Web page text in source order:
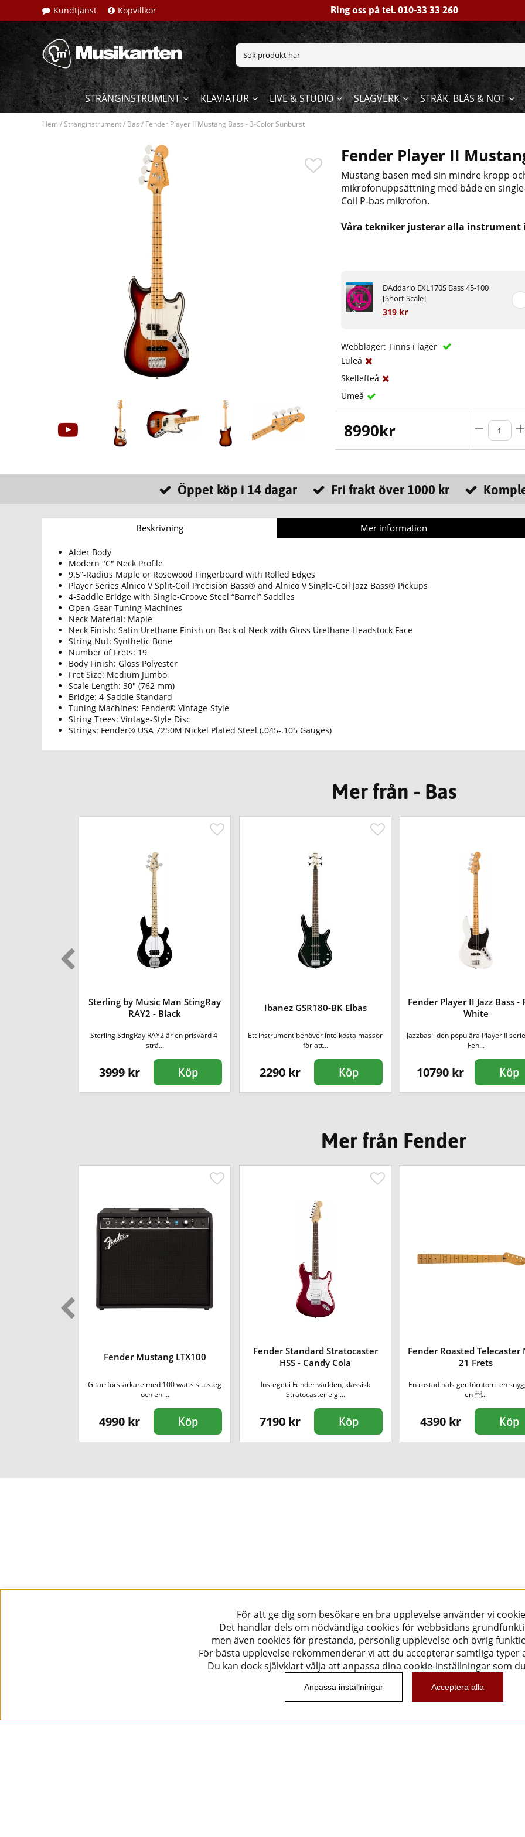
Kundtjänst Köpvillkor Ring oss på tel. 010-33 33 260
STRÄNGINSTRUMENT KLAVIATUR LIVE & STUDIO SLAGVERK STRÅK, BLÅS & NOT
Hem /Stränginstrument/ Bas / Fender Player II Mustang Bass - 3-Color Sunburst
Fender Player II
Mustang basen med sin mindre kropp
mikrofonuppsättning med både en
Coil P-bas mikrofon.
Våra tekniker justerar alla instrument
DAddario EXL170S Bass 45-100
[Short Scale]
319 kr
Webblager: Finns i lager
Luleå
Skellefteå
Umeå
8990kr
Öppet köp i 14 dagar Fri frakt över 1000 kr
Beskrivning Mer information
Alder Body
Modern "C" Neck Profile
9.5“-Radius Maple or Rosewood Fingerboard with Rolled Edges
Player Series Alnico V Split-Coil Precision Bass® and Alnico V Single-Coil Jazz Bass® Pickups
4-Saddle Bridge with Single-Groove Steel “Barrel” Saddles
Open-Gear Tuning Machines
Neck Material: Maple
Neck Finish: Satin Urethane Finish on Back of Neck with Gloss Urethane Headstock Face
String Nut: Synthetic Bone
Number of Frets: 19
Body Finish: Gloss Polyester
Fret Size: Medium Jumbo
Scale Length: 30" (762 mm)
Bridge: 4-Saddle Standard
Tuning Machines: Fender® Vintage-Style
String Trees: Vintage-Style Disc
Strings: Fender® USA 7250M Nickel Plated Steel (.045-.105 Gauges)
Mer från - Bas
Sterling by Music Man StingRay
RAY2 - Black
Sterling StingRay RAY2 är en prisvärd 4-
strä...
3999 kr Köp
Ibanez GSR180-BK Elbas
Ett instrument behöver inte kosta massor
för att...
2290 kr Köp
Fender Player II Jazz Bass -
White
Jazzbas i den populära Player II
Fen...
10790 kr Köp
Mer från Fender
Fender Mustang LTX100
Gitarrförstärkare med 100 watts slutsteg
och en ...
4990 kr Köp
Fender Standard Stratocaster
HSS - Candy Cola
Insteget i Fender världen, klassisk
Stratocaster elgi...
7190 kr Köp
Fender Roasted Telecaster
21 Frets
En rostad hals ger förutom en
en ...
4390 kr Köp
För att ge dig som besökare en bra upplevelse använder vi
Det handlar dels om nödvändiga cookies för webbsidans
men även cookies för prestanda, personlig upplevelse och övrig
För bästa upplevelse rekommenderar vi att du accepterar samtliga typer
Du kan dock självklart välja att anpassa dina cookie-inställningar som
Anpassa inställningar Acceptera alla